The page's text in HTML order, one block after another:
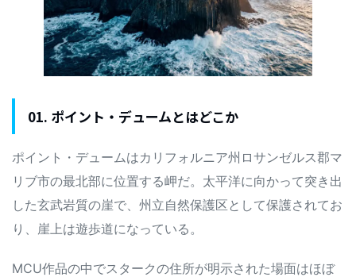
01. ポイント・デュームとはどこか
ポイント・デュームはカリフォルニア州ロサンゼルス郡マ
リブ市の最北部に位置する岬だ。太平洋に向かって突き出
した玄武岩質の崖で、州立自然保護区として保護されてお
り、崖上は遊歩道になっている。
MCU作品の中でスタークの住所が明示された場面はほぼ